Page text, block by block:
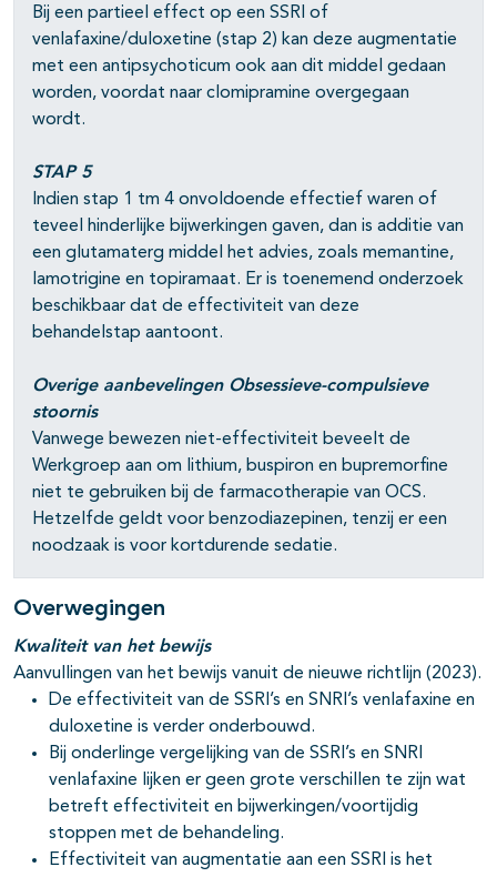
Bij een partieel effect op een SSRI of
venlafaxine/duloxetine (stap 2) kan deze augmentatie
met een antipsychoticum ook aan dit middel gedaan
worden, voordat naar clomipramine overgegaan
wordt.
STAP 5
Indien stap 1 tm 4 onvoldoende effectief waren of
teveel hinderlijke bijwerkingen gaven, dan is additie van
een glutamaterg middel het advies, zoals memantine,
lamotrigine en topiramaat. Er is toenemend onderzoek
beschikbaar dat de effectiviteit van deze
behandelstap aantoont.
Overige aanbevelingen Obsessieve-compulsieve
stoornis
Vanwege bewezen niet-effectiviteit beveelt de
Werkgroep aan om lithium, buspiron en bupremorfine
niet te gebruiken bij de farmacotherapie van OCS.
Hetzelfde geldt voor benzodiazepinen, tenzij er een
noodzaak is voor kortdurende sedatie.
Overwegingen
Kwaliteit van het bewijs
Aanvullingen van het bewijs vanuit de nieuwe richtlijn (2023).
De effectiviteit van de SSRI’s en SNRI’s venlafaxine en
duloxetine is verder onderbouwd.
Bij onderlinge vergelijking van de SSRI’s en SNRI
venlafaxine lijken er geen grote verschillen te zijn wat
betreft effectiviteit en bijwerkingen/voortijdig
stoppen met de behandeling.
Effectiviteit van augmentatie aan een SSRI is het